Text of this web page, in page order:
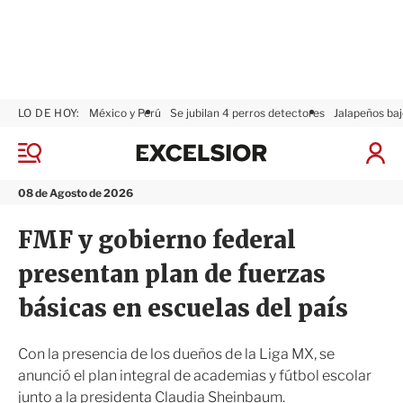
M
n
08 de Agosto de 2026
LO DE HOY: México y Perú Se jubilan 4 perros detectores Jalapeños
I
x
i
r
FMF y gobierno federal
presentan plan de fuerzas
básicas en escuelas del país
Con la presencia de los dueños de la Liga MX, se
anunció el plan integral de academias y fútbol escolar
junto a la presidenta Claudia Sheinbaum.